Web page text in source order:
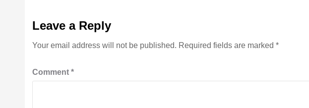
Leave a Reply
Your email address will not be published. Required fields are marked*
Comment*